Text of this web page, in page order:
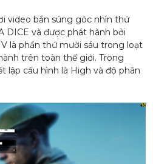
video bắn súng góc nhìn thứ
DICE và được phát hành bởi
là phần thứ mười sáu trong loạt
trên toàn thế giới. Trong
lập cấu hình là High và độ phân